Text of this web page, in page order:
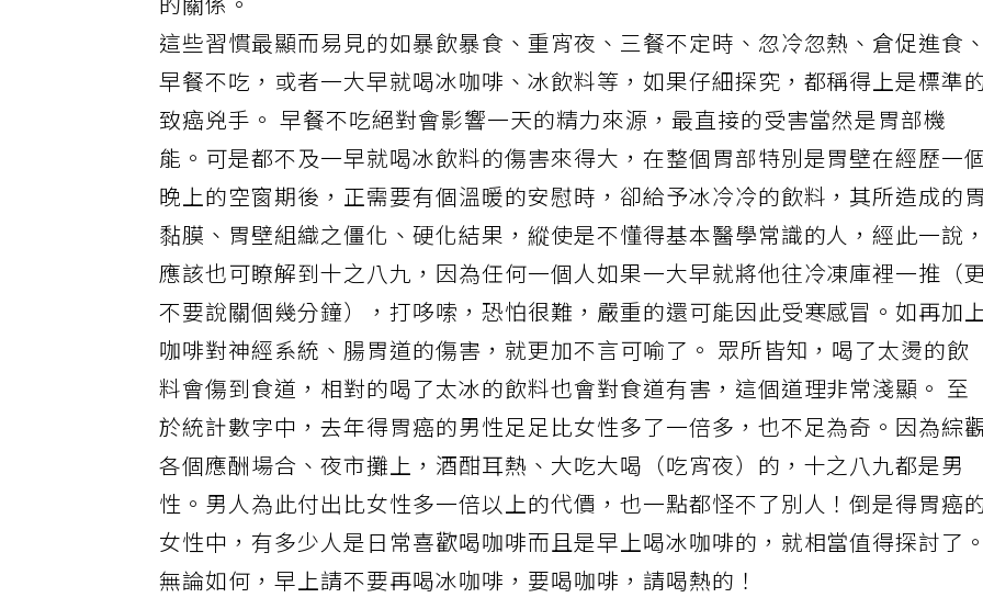
的關係。
這些習慣最顯而易見的如暴飲暴食、重宵夜、三餐不定時、忽冷忽熱、倉促進食、
早餐不吃，或者一大早就喝冰咖啡、冰飲料等，如果仔細探究，都稱得上是標準的
致癌兇手。 早餐不吃絕對會影響一天的精力來源，最直接的受害當然是胃部機
能。可是都不及一早就喝冰飲料的傷害來得大，在整個胃部特別是胃壁在經歷一
晚上的空窗期後，正需要有個溫暖的安慰時，卻給予冰冷冷的飲料，其所造成的胃
黏膜、胃壁組織之僵化、硬化結果，縱使是不懂得基本醫學常識的人，經此一說，
應該也可瞭解到十之八九，因為任何一個人如果一大早就將他往冷凍庫裡一推（
不要說關個幾分鐘），打哆嗦，恐怕很難，嚴重的還可能因此受寒感冒。如再加
咖啡對神經系統、腸胃道的傷害，就更加不言可喻了。 眾所皆知，喝了太燙的飲
料會傷到食道，相對的喝了太冰的飲料也會對食道有害，這個道理非常淺顯。 至
於統計數字中，去年得胃癌的男性足足比女性多了一倍多，也不足為奇。因為綜
各個應酬場合、夜市攤上，酒酣耳熱、大吃大喝（吃宵夜）的，十之八九都是男
性。男人為此付出比女性多一倍以上的代價，也一點都怪不了別人！倒是得胃癌的
女性中，有多少人是日常喜歡喝咖啡而且是早上喝冰咖啡的，就相當值得探討了。
無論如何，早上請不要再喝冰咖啡，要喝咖啡，請喝熱的！